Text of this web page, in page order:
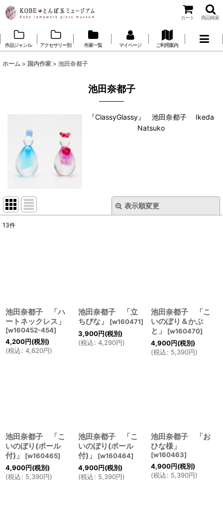
カート 商品検索
作品ジャンル アクセサリー別 作家一覧 マイページ ご利用案内
ホーム > 国内作家 > 池田奈都子
池田奈都子
『ClassyGlassy』 池田奈都子 Ikeda
Natsuko
表示順変更
13件
池田奈都子 「ハ
ートネックレス」
[w160452-454]
4,200円(税別)
(税込: 4,620円)
池田奈都子 「立
ちびな」
[w160471]
3,900円(税別)
(税込: 4,290円)
池田奈都子 「こ
いのぼり＆かぶ
と」
[w160470]
4,900円(税別)
(税込: 5,390円)
池田奈都子 「こ
いのぼり(ポール
付)」
[w160465]
4,900円(税別)
(税込: 5,390円)
池田奈都子 「こ
いのぼり(ポール
付)」
[w160464]
4,900円(税別)
(税込: 5,390円)
池田奈都子 「お
ひな様」
[w160463]
4,900円(税別)
(税込: 5,390円)